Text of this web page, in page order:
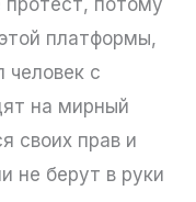
платформы,
человек с
на мирный
своих прав и
не берут в руки